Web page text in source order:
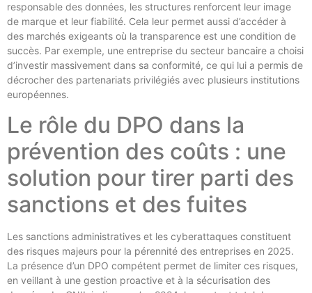
responsable des données, les structures renforcent leur image
de marque et leur fiabilité. Cela leur permet aussi d’accéder à
des marchés exigeants où la transparence est une condition de
succès. Par exemple, une entreprise du secteur bancaire a choisi
d’investir massivement dans sa conformité, ce qui lui a permis de
décrocher des partenariats privilégiés avec plusieurs institutions
européennes.
Le rôle du DPO dans la
prévention des coûts : une
solution pour tirer parti des
sanctions et des fuites
Les sanctions administratives et les cyberattaques constituent
des risques majeurs pour la pérennité des entreprises en 2025.
La présence d’un DPO compétent permet de limiter ces risques,
en veillant à une gestion proactive et à la sécurisation des